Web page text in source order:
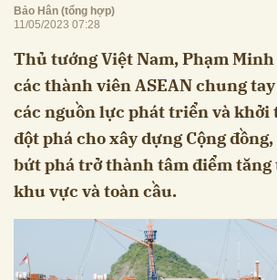
Bảo Hân (tổng hợp)
11/05/2023 07:28
Thủ tướng Việt Nam, Phạm
các thành viên ASEAN chung
các nguồn lực phát triển và khởi
đột phá cho xây dựng Cộng
bứt phá trở thành tâm điểm
khu vực và toàn cầu.